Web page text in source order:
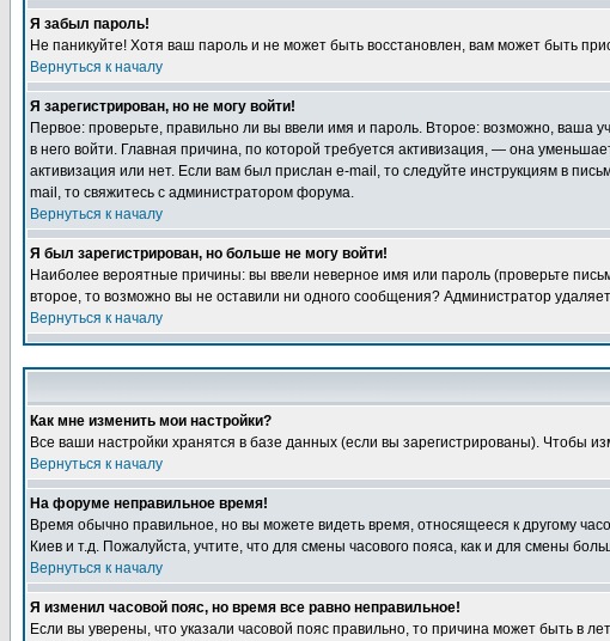
Я забыл пароль!
Не паникуйте! Хотя ваш пароль и не может быть восстановлен, вам может быть
Вернуться к началу
Я зарегистрирован, но не могу войти!
Первое: проверьте, правильно ли вы ввели имя и пароль. Второе: возможно, ваша
в него войти. Главная причина, по которой требуется активизация, — она
активизация или нет. Если вам был прислан e-mail, то следуйте инструкциям в
mail, то свяжитесь с администратором форума.
Вернуться к началу
Я был зарегистрирован, но больше не могу войти!
Наиболее вероятные причины: вы ввели неверное имя или пароль (проверьте
второе, то возможно вы не оставили ни одного сообщения? Администратор
Вернуться к началу
Как мне изменить мои настройки?
Все ваши настройки хранятся в базе данных (если вы зарегистрированы). Чтобы
Вернуться к началу
На форуме неправильное время!
Время обычно правильное, но вы можете видеть время, относящееся к другому
Киев и т.д. Пожалуйста, учтите, что для смены часового пояса, как и для смены
Вернуться к началу
Я изменил часовой пояс, но время все равно неправильное!
Если вы уверены, что указали часовой пояс правильно, то причина может быть в